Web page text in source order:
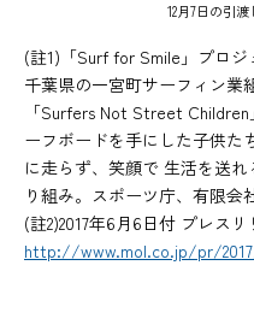
12月7日の引
(註1)「Surf for Smile」プロジ
千葉県の一宮町サーフィン業
「Surfers Not Street
ーフボードを手にした子供た
に走らず、笑顔で 生活を送
り組み。スポーツ庁、有限会
(註2)2017年6月6日付 プレス
http://www.mol.co.jp/pr/